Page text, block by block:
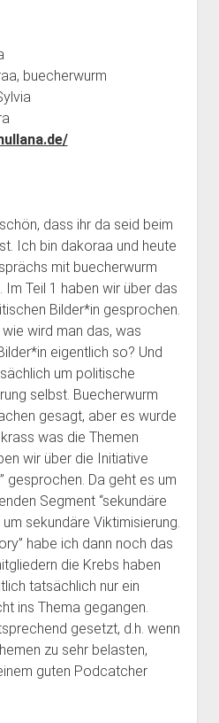
buecherwurm
dass ihr da seid beim
Ich bin dakoraa und heute
mit buecherwurm
Im Teil 1 haben wir über das
Bilder*in gesprochen.
wird man das, was
eigentlich so? Und
um politische
selbst. Buecherwurm
gesagt, aber es wurde
was die Themen
wir über die Initiative
gesprochen. Da geht es um
Segment “sekundäre
sekundäre Viktimisierung.
habe ich dann noch das
die Krebs haben
tatsächlich nur ein
ins Thema gegangen.
gesetzt, d.h. wenn
zu sehr belasten,
guten Podcatcher